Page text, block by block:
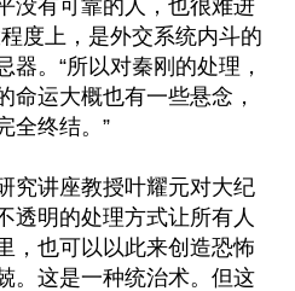
没有可靠的人，也很难进
度上，是外交系统内斗的
器。“所以对秦刚的处理，
命运大概也有一些悬念，
全终结。”
究讲座教授叶耀元对大纪
透明的处理方式让所有人
，也可以以此来创造恐怖
。这是一种统治术。但这